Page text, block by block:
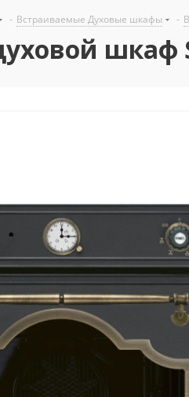
- Встраиваемые Духовые шкафы -
шкаф